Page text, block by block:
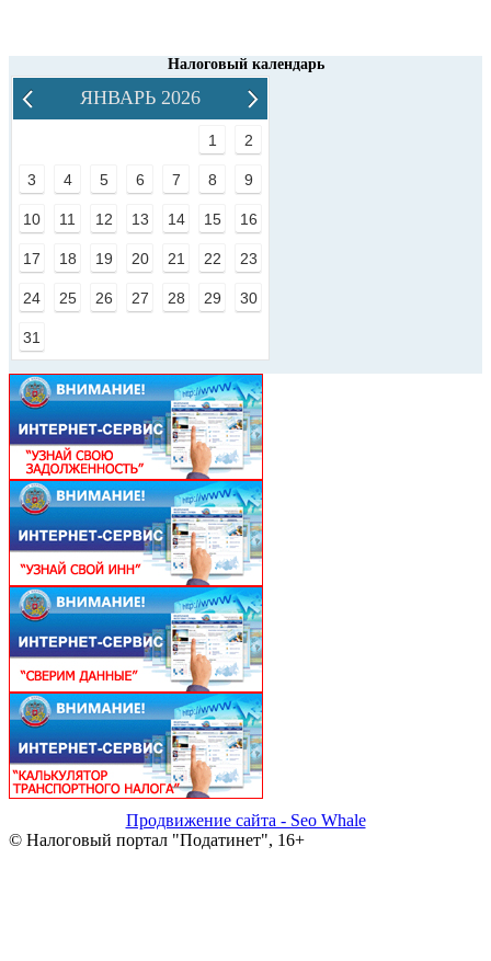
Налоговый календарь
ЯНВАРЬ 2026
1 2
3 4 5 6 7 8 9
10 11 12 13 14 15 16
17 18 19 20 21 22 23
24 25 26 27 28 29 30
31
Продвижение сайта - Seo Whale
© Налоговый портал "Податинет", 16+